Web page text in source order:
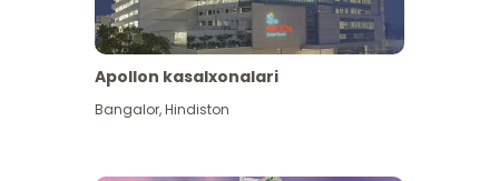
Apollon kasalxonalari
Bangalor,Hindiston